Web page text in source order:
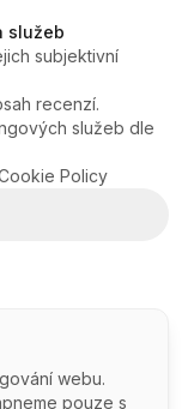
webu.
pouze s
služeb
subjektivní
recenzí.
služeb dle
Policy